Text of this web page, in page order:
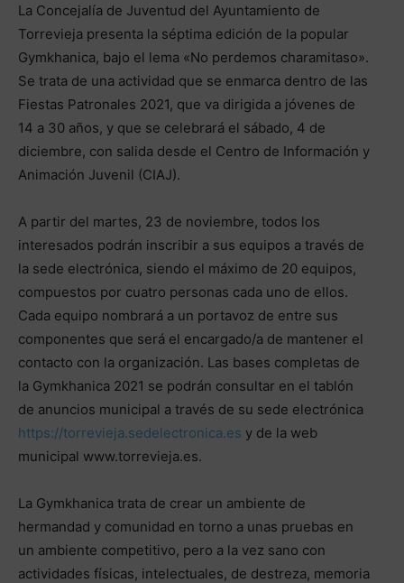
La Concejalía de Juventud del Ayuntamiento de
Torrevieja presenta la séptima edición de la popular
Gymkhanica, bajo el lema «No perdemos charamitaso».
Se trata de una actividad que se enmarca dentro de las
Fiestas Patronales 2021, que va dirigida a jóvenes de
14 a 30 años, y que se celebrará el sábado, 4 de
diciembre, con salida desde el Centro de Información y
Animación Juvenil (CIAJ).
A partir del martes, 23 de noviembre, todos los
interesados podrán inscribir a sus equipos a través de
la sede electrónica, siendo el máximo de 20 equipos,
compuestos por cuatro personas cada uno de ellos.
Cada equipo nombrará a un portavoz de entre sus
componentes que será el encargado/a de mantener el
contacto con la organización. Las bases completas de
la Gymkhanica 2021 se podrán consultar en el tablón
de anuncios municipal a través de su sede electrónica
https://torrevieja.sedelectronica.es y de la web
municipal www.torrevieja.es.
La Gymkhanica trata de crear un ambiente de
hermandad y comunidad en torno a unas pruebas en
un ambiente competitivo, pero a la vez sano con
actividades físicas, intelectuales, de destreza, memoria